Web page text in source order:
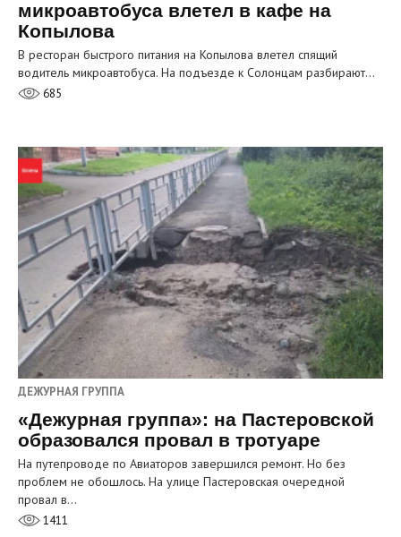
микроавтобуса влетел в кафе на
Копылова
В ресторан быстрого питания на Копылова влетел спящий
водитель микроавтобуса. На подъезде к Солонцам разбирают…
685
ДЕЖУРНАЯ ГРУППА
«Дежурная группа»: на Пастеровской
образовался провал в тротуаре
На путепроводе по Авиаторов завершился ремонт. Но без
проблем не обошлось. На улице Пастеровская очередной
провал в…
1411